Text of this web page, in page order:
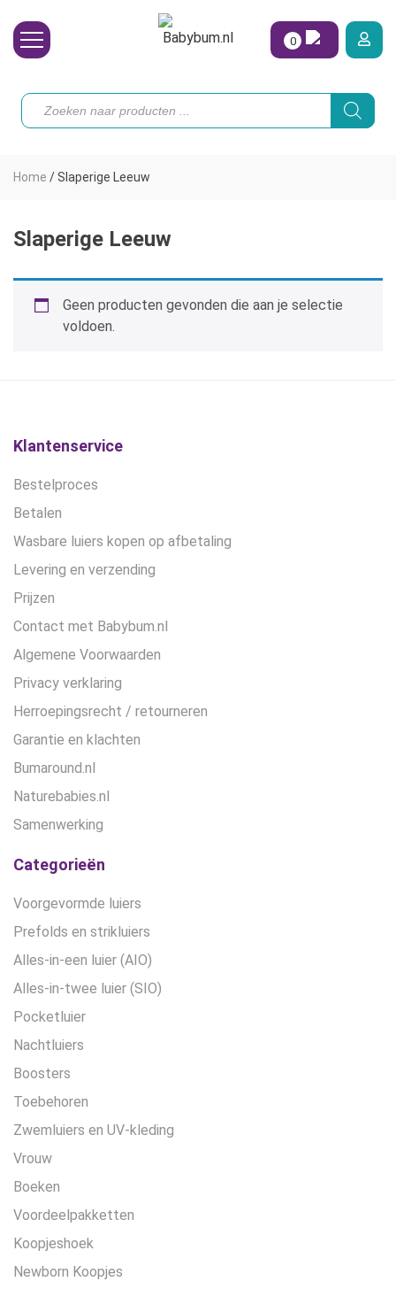
Toebehoren
Koopjes
Hoe begin ik?
0
Producten
zoeken
Home /Slaperige Leeuw
Slaperige Leeuw
Geen producten gevonden die aan je selectie
voldoen.
Klantenservice
Bestelproces
Betalen
Wasbare luiers kopen op afbetaling
Levering en verzending
Prijzen
Contact met Babybum.nl
Algemene Voorwaarden
Privacy verklaring
Herroepingsrecht / retourneren
Garantie en klachten
Bumaround.nl
Naturebabies.nl
Samenwerking
Categorieën
Voorgevormde luiers
Prefolds en strikluiers
Alles-in-een luier (AIO)
Alles-in-twee luier (SIO)
Pocketluier
Nachtluiers
Boosters
Toebehoren
Zwemluiers en UV-kleding
Vrouw
Boeken
Voordeelpakketten
Koopjeshoek
Newborn Koopjes